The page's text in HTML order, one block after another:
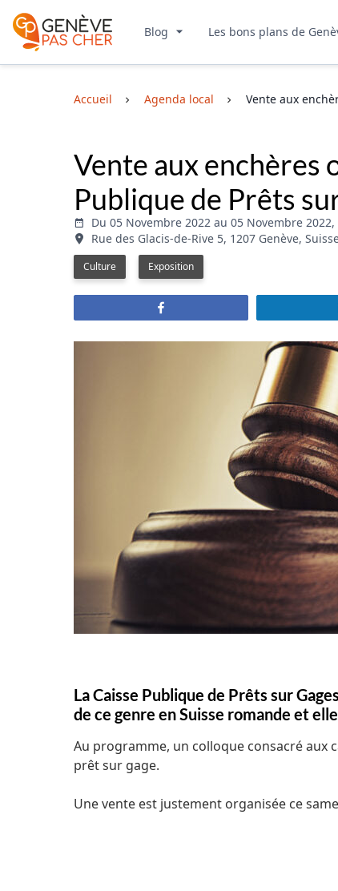
Blog Les bons plans de
Accueil Agenda local Vente aux
Vente aux enchères
Publique de Prêts
Du 05 Novembre 2022 au 05 Novembre 2022,
Rue des Glacis-de-Rive 5, 1207 Genève,
Culture Exposition
La Caisse Publique de Prêts sur
de ce genre en Suisse romande et
Au programme, un colloque consacré
prêt sur gage.
Une vente est justement organisée ce